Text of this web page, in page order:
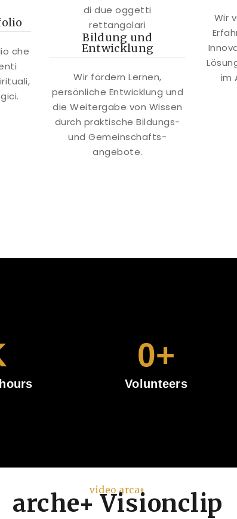
che
Bildung und
Entwicklung
Wir fördern Lernen,
persönliche Entwicklung und
die Weitergabe von Wissen
durch praktische Bildungs-
und Gemeinschafts-
angebote.
Wir
im
Volunteers
0+
video arca+
arche+ Visionclip